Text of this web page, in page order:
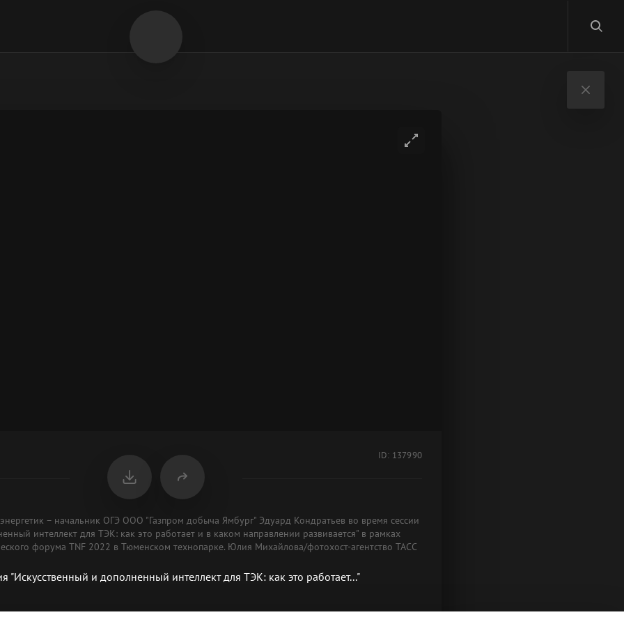
ID: 137990
– начальник ОГЭ ООО "Газпром добыча Ямбург" Эдуард Кондратьев во время сессии
интеллект для ТЭК: как это работает и в каком направлении развивается" в рамках
форума TNF 2022 в Тюменском технопарке. Юлия Михайлова/фотохост-агентство ТАСС
"Искусственный и дополненный интеллект для ТЭК: как это работает..."